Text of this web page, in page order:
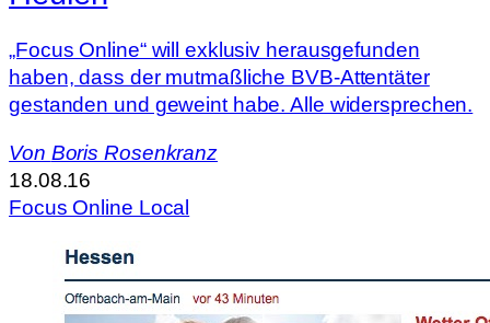
„Focus Online“ will exklusiv herausgefunden
haben, dass der mutmaßliche BVB-Attentäter
gestanden und geweint habe. Alle widersprechen.
Von Boris Rosenkranz
18.08.16
Focus Online Local